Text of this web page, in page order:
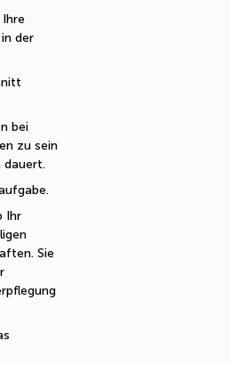
der
bei
zu sein
dauert.
Ihr
Sie